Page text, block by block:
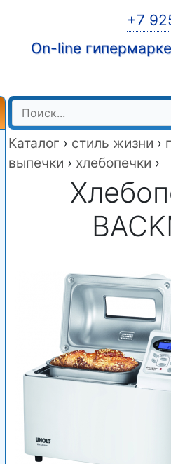
+7
On-line
Каталог › стиль жизни ›
выпечки › хлебопечки ›